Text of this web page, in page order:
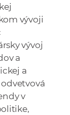
vývoji
vývoj
a
a
odvetvová
v